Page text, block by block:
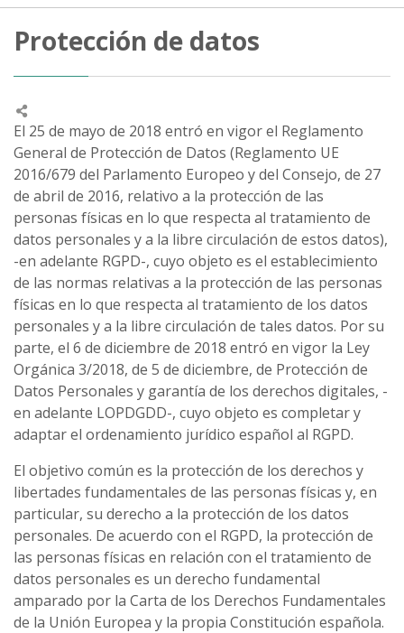
Protección de datos
El 25 de mayo de 2018 entró en vigor el Reglamento
General de Protección de Datos (Reglamento UE
2016/679 del Parlamento Europeo y del Consejo, de 27
de abril de 2016, relativo a la protección de las
personas físicas en lo que respecta al tratamiento de
datos personales y a la libre circulación de estos datos),
-en adelante RGPD-, cuyo objeto es el establecimiento
de las normas relativas a la protección de las personas
físicas en lo que respecta al tratamiento de los datos
personales y a la libre circulación de tales datos. Por su
parte, el 6 de diciembre de 2018 entró en vigor la Ley
Orgánica 3/2018, de 5 de diciembre, de Protección de
Datos Personales y garantía de los derechos digitales, -
en adelante LOPDGDD-, cuyo objeto es completar y
adaptar el ordenamiento jurídico español al RGPD.
El objetivo común es la protección de los derechos y
libertades fundamentales de las personas físicas y, en
particular, su derecho a la protección de los datos
personales. De acuerdo con el RGPD, la protección de
las personas físicas en relación con el tratamiento de
datos personales es un derecho fundamental
amparado por la Carta de los Derechos Fundamentales
de la Unión Europea y la propia Constitución española.